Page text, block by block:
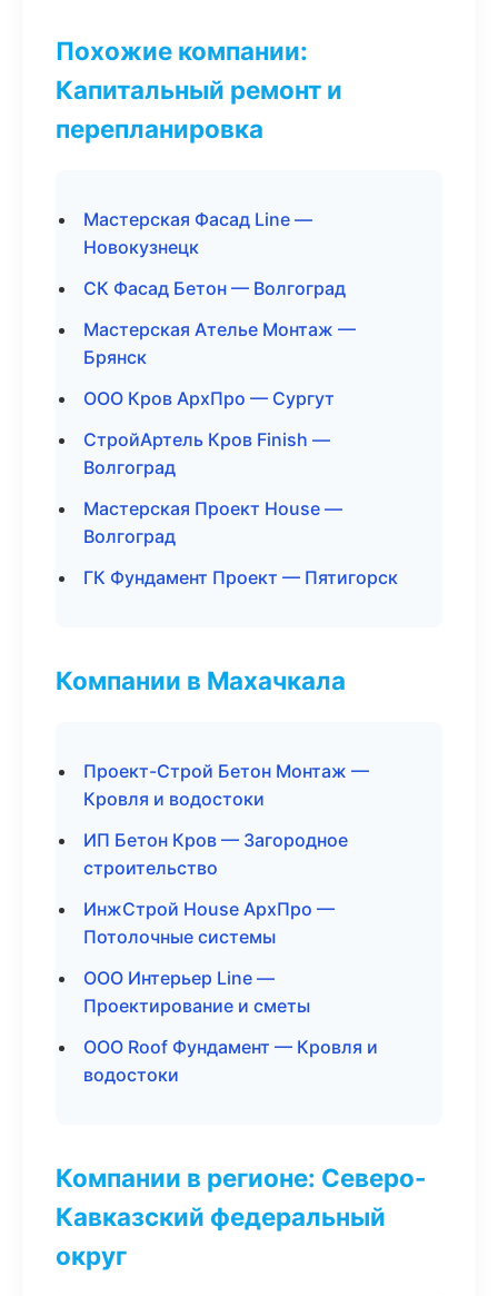
Похожие компании:
Капитальный ремонт и
перепланировка
Мастерская Фасад Line —
Новокузнецк
СК Фасад Бетон — Волгоград
Мастерская Ателье Монтаж —
Брянск
ООО Кров АрхПро — Сургут
СтройАртель Кров Finish —
Волгоград
Мастерская Проект House —
Волгоград
ГК Фундамент Проект — Пятигорск
Компании в Махачкала
Проект-Строй Бетон Монтаж —
Кровля и водостоки
ИП Бетон Кров — Загородное
строительство
ИнжСтрой House АрхПро —
Потолочные системы
ООО Интерьер Line —
Проектирование и сметы
ООО Roof Фундамент — Кровля и
водостоки
Компании в регионе: Северо-
Кавказский федеральный
округ